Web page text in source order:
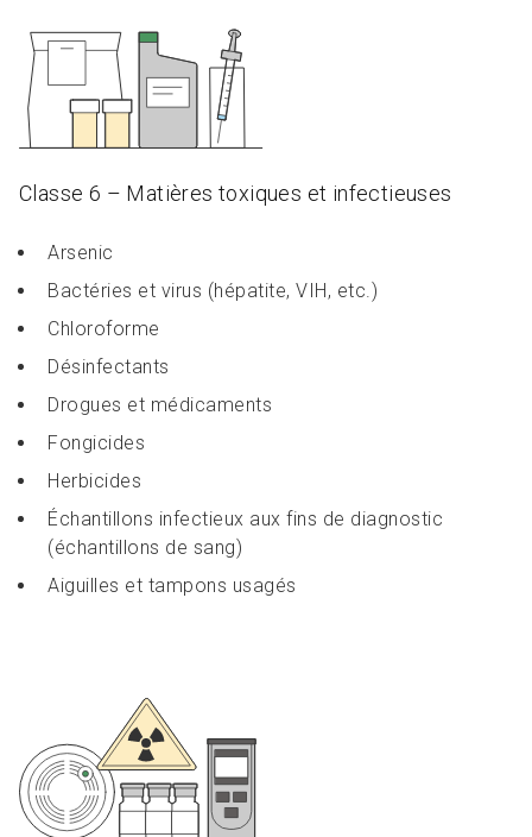
Classe 6 – Matières toxiques et infectieuses
Arsenic
Bactéries et virus (hépatite, VIH, etc.)
Chloroforme
Désinfectants
Drogues et médicaments
Fongicides
Herbicides
Échantillons infectieux aux fins de diagnostic
(échantillons de sang)
Aiguilles et tampons usagés